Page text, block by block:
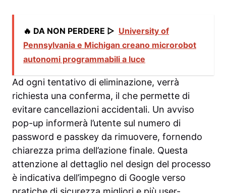
🔥 DA NON PERDERE ▷ University of
Pennsylvania e Michigan creano microrobot
autonomi programmabili a luce
Ad ogni tentativo di eliminazione, verrà
richiesta una conferma, il che permette di
evitare cancellazioni accidentali. Un avviso
pop-up informerà l’utente sul numero di
password e passkey da rimuovere, fornendo
chiarezza prima dell’azione finale. Questa
attenzione al dettaglio nel design del processo
è indicativa dell’impegno di Google verso